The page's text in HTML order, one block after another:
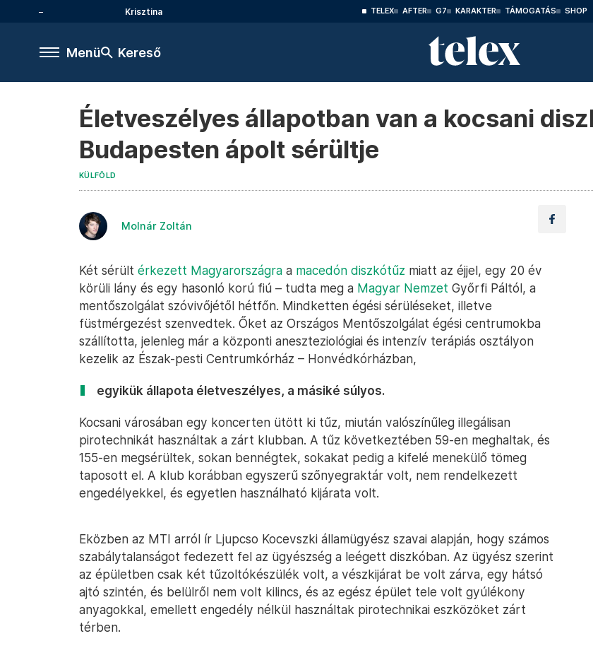
Krisztina TELEX AFTER G7 KARAKTER TÁMOGATÁS SHOP
Menü Kereső
Életveszélyes állapotban van a kocsani
Budapesten ápolt sérültje
KÜLFÖLD
Molnár Zoltán
Két sérült érkezett Magyarországra a macedón diszkótűz miatt az éjjel, egy 20 év
körüli lány és egy hasonló korú fiú – tudta meg a Magyar Nemzet Győrfi Páltól, a
mentőszolgálat szóvivőjétől hétfőn. Mindketten égési sérüléseket, illetve
füstmérgezést szenvedtek. Őket az Országos Mentőszolgálat égési centrumokba
szállította, jelenleg már a központi aneszteziológiai és intenzív terápiás osztályon
kezelik az Észak-pesti Centrumkórház – Honvédkórházban,
egyikük állapota életveszélyes, a másiké súlyos.
Kocsani városában egy koncerten ütött ki tűz, miután valószínűleg illegálisan
pirotechnikát használtak a zárt klubban. A tűz következtében 59-en meghaltak, és
155-en megsérültek, sokan bennégtek, sokakat pedig a kifelé menekülő tömeg
taposott el. A klub korábban egyszerű szőnyegraktár volt, nem rendelkezett
engedélyekkel, és egyetlen használható kijárata volt.
Eközben az MTI arról ír Ljupcso Kocevszki államügyész szavai alapján, hogy számos
szabálytalanságot fedezett fel az ügyészség a leégett diszkóban. Az ügyész szerint
az épületben csak két tűzoltókészülék volt, a vészkijárat be volt zárva, egy hátsó
ajtó szintén, és belülről nem volt kilincs, és az egész épület tele volt gyúlékony
anyagokkal, emellett engedély nélkül használtak pirotechnikai eszközöket zárt
térben.